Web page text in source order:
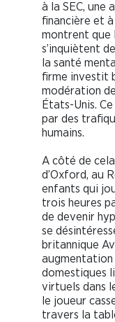
à la SEC, une
financière et à
montrent que
s’inquiètent
la santé
firme investit
modération
États-Unis.
par des
humains.
A côté de
d’Oxford, au
enfants qui
trois heures
de devenir
se
britannique
augmentation
domestiques
virtuels dans
le joueur
travers la